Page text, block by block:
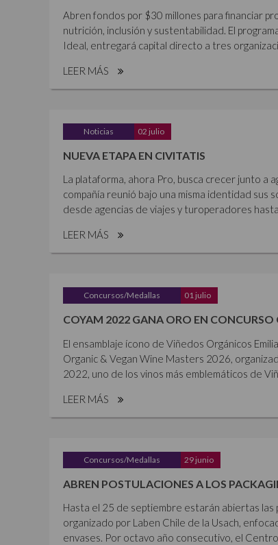
Abren fondos por $30 millones para financiar
nutrición, inclusión y sustentabilidad. El
Ideal, entregará capital directo a tres
LEER MÁS
Noticias 02 julio
NUEVA ETAPA EN CIVITATIS
La plataforma, ahora Pro, busca crecer junto a
compañía reunió bajo una misma identidad sus
desde agencias de viajes y turoperadores
LEER MÁS
Concursos/Medallas 01 julio
COYAM 2022 GANA ORO EN CONCURSO
El ensamblaje ícono de Viñedos Orgánicos
Organic & Vegan Wine Masters 2026,
2022, uno de los vinos más emblemáticos de
LEER MÁS
Concursos/Medallas 29 junio
ABREN POSTULACIONES A LOS
Hasta el 25 de septiembre estarán abiertas
organizado por Laben Chile de la Usach,
envases. Por octavo año consecutivo, el